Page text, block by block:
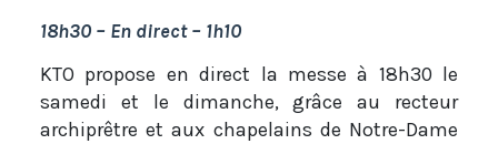
18h30 – En direct – 1h10
KTO propose en direct la messe à 18h30 le
samedi et le dimanche, grâce au recteur
archiprêtre et aux chapelains de Notre-Dame